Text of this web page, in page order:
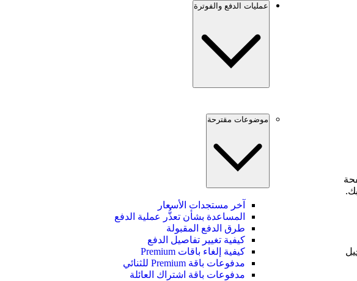
عمليات الدفع والفوترة
موضوعات مقترحة
آخر مستجدات الأسعار
المساعدة بشأن تعذُّر عملية الدفع
طرق الدفع المقبولة
كيفية تغيير تفاصيل الدفع
كيفية إلغاء باقات Premium
مدفوعات باقة Premium للثنائي
مدفوعات باقة اشتراك العائلة